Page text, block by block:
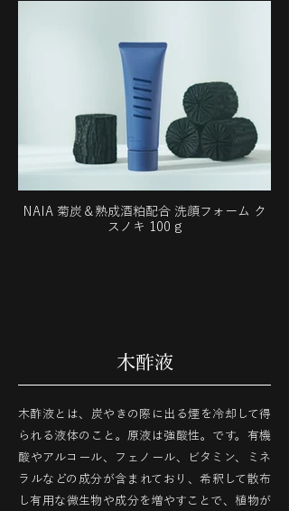
NAIA 菊炭＆熟成酒粕配合 洗顔フォーム ク
スノキ 100 g
木酢液
木酢液とは、炭やきの際に出る煙を冷却して得
られる液体のこと。原液は強酸性。です。有機
酸やアルコール、フェノール、ビタミン、ミネ
ラルなどの成分が含まれており、希釈して散布
し有用な微生物や成分を増やすことで、植物が